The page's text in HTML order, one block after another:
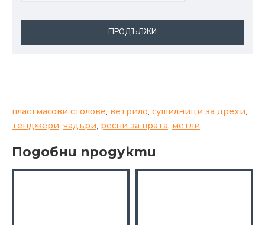
ПРОДЪЛЖИ
пластмасови столове, ветрило, сушилници за дрехи,
тенджери, чадъри, ресни за врата, метли
Подобни продукти